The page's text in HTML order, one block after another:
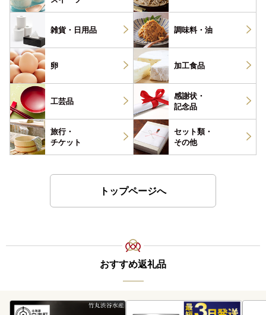
雑貨・ 日用品 調味料・ 油
卵 加工食品
工芸品
感謝状・
記念品
旅行・
チケット
セット類・
その他
トップページへ
おすすめ返礼品